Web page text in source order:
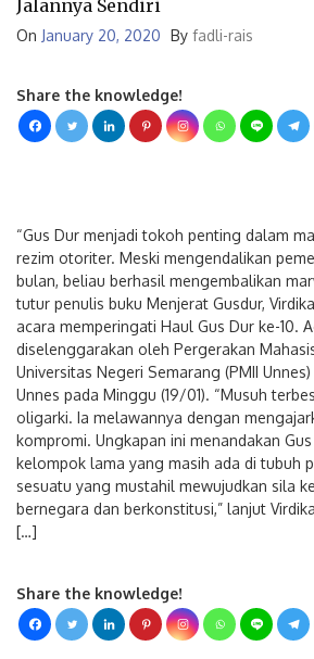
Jalannya Sendiri
January 20, 2020 By
Share the knowledge!
“Gus Dur menjadi tokoh penting dalam
rezim otoriter. Meski mengendalikan
bulan, beliau berhasil mengembalikan
tutur penulis buku Menjerat Gusdur,
acara memperingati Haul Gus Dur ke-10.
diselenggarakan oleh Pergerakan
Universitas Negeri Semarang (PMII
Unnes pada Minggu (19/01). “Musuh
oligarki. Ia melawannya dengan
kompromi. Ungkapan ini menandakan Gus
kelompok lama yang masih ada di tubuh
sesuatu yang mustahil mewujudkan sila
bernegara dan berkonstitusi,” lanjut
[…]
Share the knowledge!